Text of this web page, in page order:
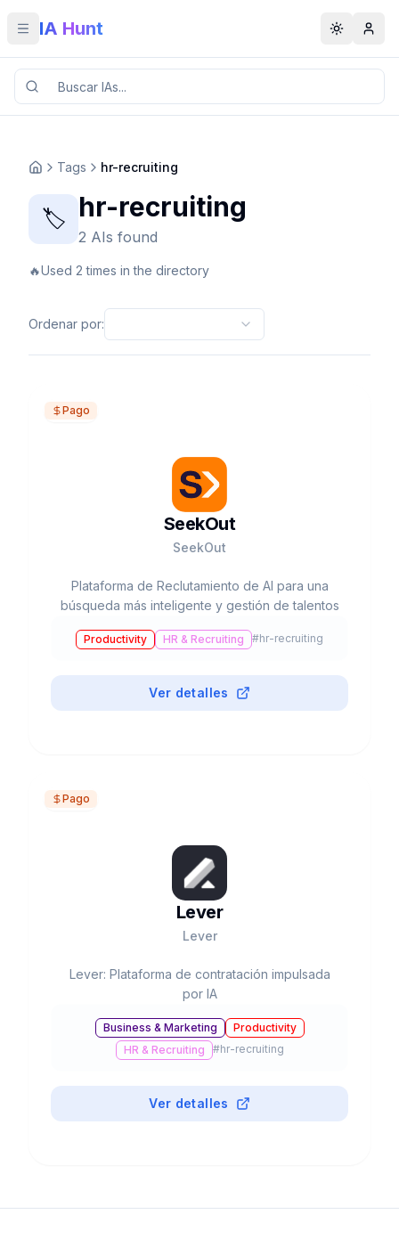
Toggle menu
IA Hunt Toggle
Tags hr-recruiting
🏷️ hr-recruiting
2 AIs found
🔥Used 2 times in the directory
Ordenar por:
Pago
SeekOut
SeekOut
Plataforma de Reclutamiento de AI para una
búsqueda más inteligente y gestión de talentos
Productivity HR & Recruiting #hr-recruiting
Ver detalles
Pago
Lever
Lever
Lever: Plataforma de contratación impulsada
por IA
Business & Marketing
Productivity
HR & Recruiting
#hr-recruiting
Ver detalles